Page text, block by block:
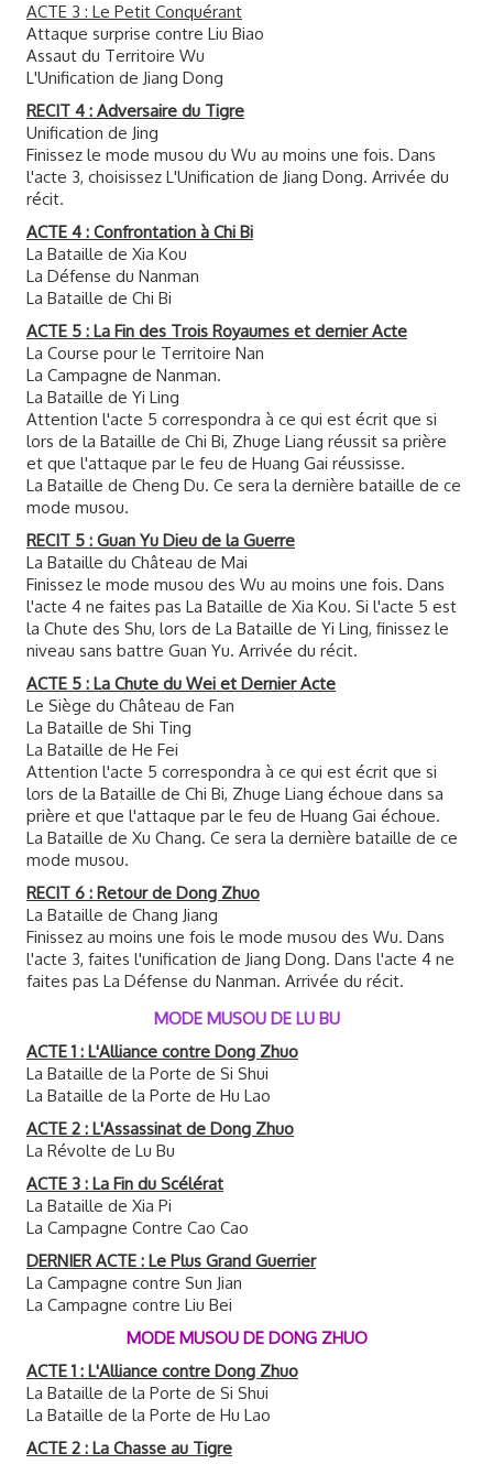
ACTE 3 : Le Petit Conquérant
Attaque surprise contre Liu Biao
Assaut du Territoire Wu
L'Unification de Jiang Dong
RECIT 4 : Adversaire du Tigre
Unification de Jing
Finissez le mode musou du Wu au moins une fois. Dans
l'acte 3, choisissez L'Unification de Jiang Dong. Arrivée du
récit.
ACTE 4 : Confrontation à Chi Bi
La Bataille de Xia Kou
La Défense du Nanman
La Bataille de Chi Bi
ACTE 5 : La Fin des Trois Royaumes et dernier Acte
La Course pour le Territoire Nan
La Campagne de Nanman.
La Bataille de Yi Ling
Attention l'acte 5 correspondra à ce qui est écrit que si
lors de la Bataille de Chi Bi, Zhuge Liang réussit sa prière
et que l'attaque par le feu de Huang Gai réussisse.
La Bataille de Cheng Du. Ce sera la dernière bataille de ce
mode musou.
RECIT 5 : Guan Yu Dieu de la Guerre
La Bataille du Château de Mai
Finissez le mode musou des Wu au moins une fois. Dans
l'acte 4 ne faites pas La Bataille de Xia Kou. Si l'acte 5 est
la Chute des Shu, lors de La Bataille de Yi Ling, finissez le
niveau sans battre Guan Yu. Arrivée du récit.
ACTE 5 : La Chute du Wei et Dernier Acte
Le Siège du Château de Fan
La Bataille de Shi Ting
La Bataille de He Fei
Attention l'acte 5 correspondra à ce qui est écrit que si
lors de la Bataille de Chi Bi, Zhuge Liang échoue dans sa
prière et que l'attaque par le feu de Huang Gai échoue.
La Bataille de Xu Chang. Ce sera la dernière bataille de ce
mode musou.
RECIT 6 : Retour de Dong Zhuo
La Bataille de Chang Jiang
Finissez au moins une fois le mode musou des Wu. Dans
l'acte 3, faites l'unification de Jiang Dong. Dans l'acte 4 ne
faites pas La Défense du Nanman. Arrivée du récit.
MODE MUSOU DE LU BU
ACTE 1 : L'Alliance contre Dong Zhuo
La Bataille de la Porte de Si Shui
La Bataille de la Porte de Hu Lao
ACTE 2 : L'Assassinat de Dong Zhuo
La Révolte de Lu Bu
ACTE 3 : La Fin du Scélérat
La Bataille de Xia Pi
La Campagne Contre Cao Cao
DERNIER ACTE : Le Plus Grand Guerrier
La Campagne contre Sun Jian
La Campagne contre Liu Bei
MODE MUSOU DE DONG ZHUO
ACTE 1 : L'Alliance contre Dong Zhuo
La Bataille de la Porte de Si Shui
La Bataille de la Porte de Hu Lao
ACTE 2 : La Chasse au Tigre